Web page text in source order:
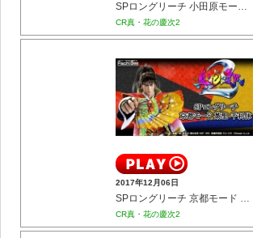
SPロングリーチ 小田原モード 死地の盟友
CR真・花の慶次2
2017年12月06日
SPロングリーチ 京都モード 茶聖 千利休
CR真・花の慶次2